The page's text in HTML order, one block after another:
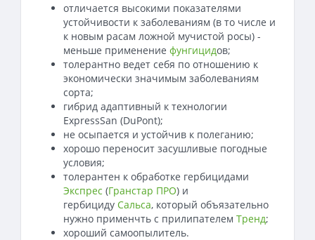
отличается высокими показателями
устойчивости к заболеваниям (в то числе и
к новым расам ложной мучистой росы) -
меньше применение фунгицидов;
толерантно ведет себя по отношению к
экономически значимым заболеваниям
сорта;
гибрид адаптивный к технологии
ExpressSan (DuPont);
не осыпается и устойчив к полеганию;
хорошо переносит засушливые погодные
условия;
толерантен к обработке гербицидами
Экспрес (Гранстар ПРО) и
гербициду Сальса, который объязательно
нужно применчть с прилипателем Тренд;
хороший самоопылитель.